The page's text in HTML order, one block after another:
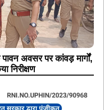
अवसर पर कांवड़ मार्गों,
निरीक्षण